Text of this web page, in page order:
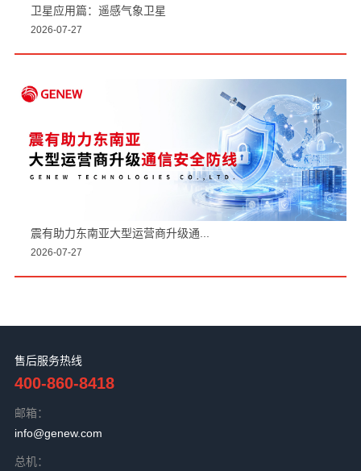
卫星应用篇：遥感气象卫星
2026-07-27
震有助力东南亚大型运营商升级通...
2026-07-27
售后服务热线
400-860-8418
邮箱：
info@genew.com
总机：